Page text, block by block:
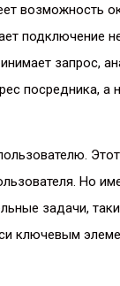
возможность
подключение
запрос,
посредника, а
Но
задачи,
ключевым